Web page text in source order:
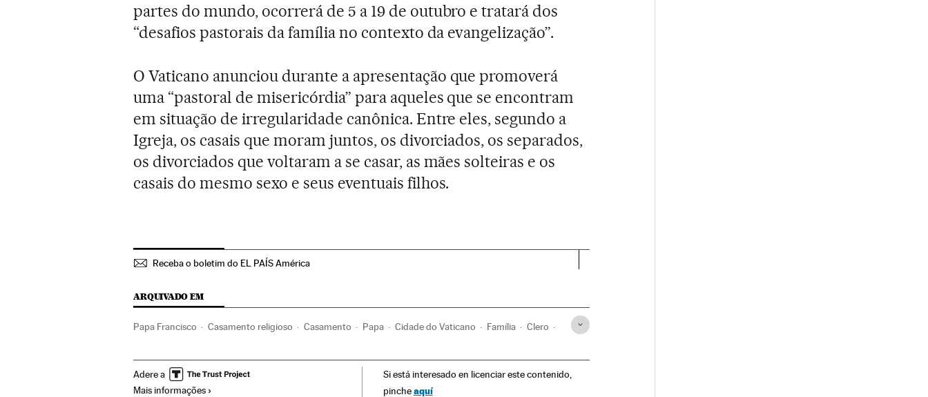
partes do mundo, ocorrerá de 5 a 19 de outubro e tratará dos
“desafios pastorais da família no contexto da evangelização”.
O Vaticano anunciou durante a apresentação que promoverá
uma “pastoral de misericórdia” para aqueles que se encontram
em situação de irregularidade canônica. Entre eles, segundo a
Igreja, os casais que moram juntos, os divorciados, os separados,
os divorciados que voltaram a se casar, as mães solteiras e os
casais do mesmo sexo e seus eventuais filhos.
Receba o boletim do EL PAÍS América
ARQUIVADO EM
Papa Francisco Casamento religioso Casamento Papa Cidade do Vaticano Família Clero
Adere a
Mais informações
Si está interesado en licenciar este contenido,
pincheaquí